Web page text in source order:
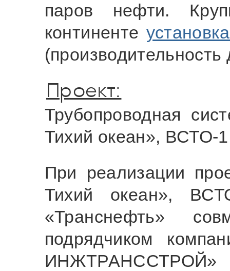
паров нефти.
континенте
Проект:
Трубопроводная
Тихий океан», ВСТО-1
При реализации
Тихий океан»,
«Транснефть»
подрядчиком